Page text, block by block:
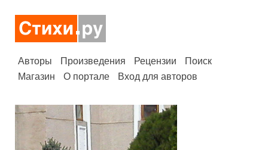
Авторы Произведения Рецензии
Поиск
Магазин
О портале Вход для авторов